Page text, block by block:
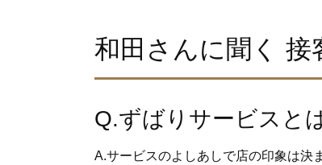
和田さんに聞く 接
Q.ずばりサービスと
A.サービスのよしあしで店の印象は決